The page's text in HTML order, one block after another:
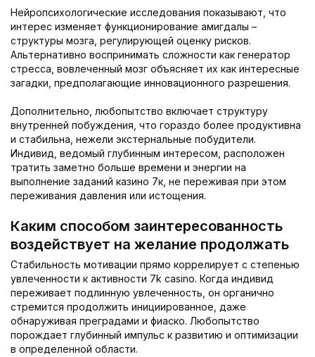
Нейропсихологические исследования показывают, что
интерес изменяет функционирование амигдалы –
структуры мозга, регулирующей оценку рисков.
Альтернативно воспринимать сложности как генератор
стресса, вовлеченный мозг объясняет их как интересные
загадки, предполагающие инновационного разрешения.
Дополнительно, любопытство включает структуру
внутренней побуждения, что гораздо более продуктивна
и стабильна, нежели экстернальные побудители.
Индивид, ведомый глубинным интересом, расположен
тратить заметно больше времени и энергии на
выполнение заданий казино 7к, не переживая при этом
переживания давления или истощения.
Каким способом заинтересованность
воздействует на желание продолжать
Стабильность мотивации прямо коррелирует с степенью
увлеченности к активности 7k casino. Когда индивид
переживает подлинную увлеченность, он органично
стремится продолжить инициированное, даже
обнаруживая преградами и фиаско. Любопытство
порождает глубинный импульс к развитию и оптимизации
в определенной области.